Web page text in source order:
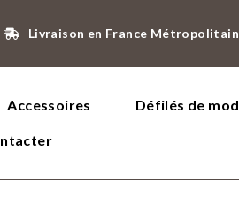
Livraison en France
Accessoires Défilés de